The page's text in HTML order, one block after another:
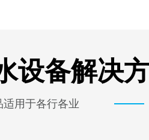
设备解决
适用于各行各业